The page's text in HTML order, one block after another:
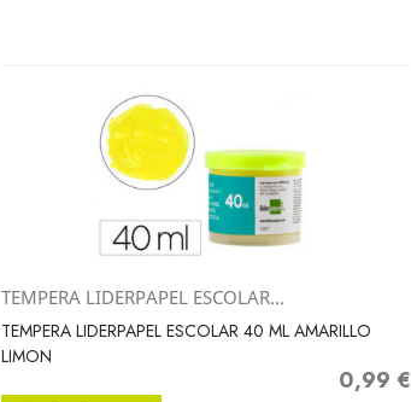
Vista rápida
TEMPERA LIDERPAPEL ESCOLAR...
TEMPERA LIDERPAPEL ESCOLAR 40 ML AMARILLO
LIMON
Precio
0,99 €